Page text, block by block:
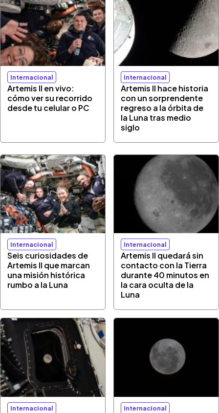
Internacional
Artemis II en vivo:
cómo ver su recorrido
desde tu celular o PC
Internacional
Artemis II hace historia
con un sorprendente
regreso a la órbita de
la Luna tras medio
siglo
Internacional
Seis curiosidades de
Artemis II que marcan
una misión histórica
rumbo a la Luna
Internacional
Artemis II quedará sin
contacto con la Tierra
durante 40 minutos en
la cara oculta de la
Luna
Internacional Internacional